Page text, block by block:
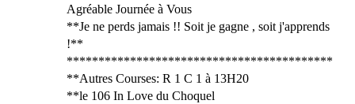
Agréable Journée à Vous
**Je ne perds jamais !! Soit je gagne , soit j'apprends
!**
******************************************
**Autres Courses: R 1 C 1 à 13H20
**le 106 In Love du Choquel